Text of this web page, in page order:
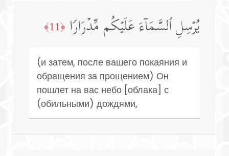
یُرۡسِلِ ٱلسَّمَاۤءَ عَلَیۡكُم مِّدۡرَارࣰا ﴿11﴾
(и затем, после вашего покаяния и
обращения за прощением) Он
пошлет на вас небо [облака] с
(обильными) дождями,